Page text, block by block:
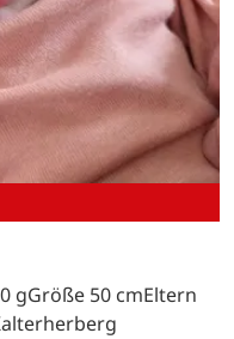
gGröße 50 cmEltern